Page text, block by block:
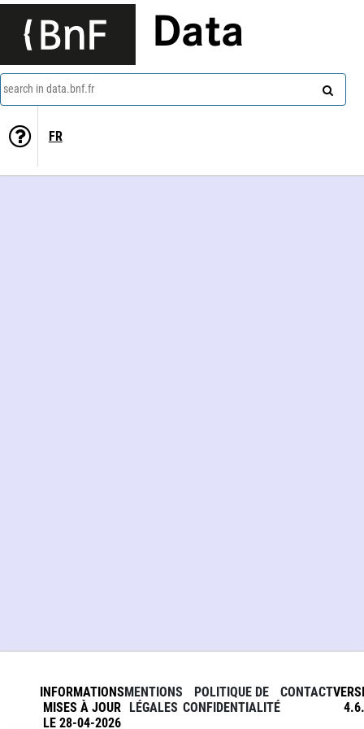
Data
search in data.bnf.fr
FR
INFORMATIONS
MISES À JOUR
LE 28-04-2026
MENTIONS
LÉGALES
POLITIQUE DE
CONFIDENTIALITÉ
CONTACT